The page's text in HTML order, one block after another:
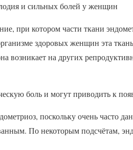
и сильных болей у женщин
при котором части ткани
здоровых женщин эта
возникает на других
боль и могут приводить к
поскольку очень часто
По некоторым подсчётам,